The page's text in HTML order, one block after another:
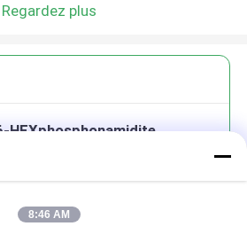
Regardez plus
HEXphosphonamidite
8:46 AM